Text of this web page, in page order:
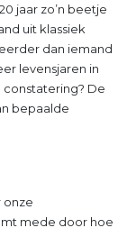
jaar zo’n beetje
uit klassiek
dan iemand
levensjaren in
De
bepaalde
onze
mede door hoe